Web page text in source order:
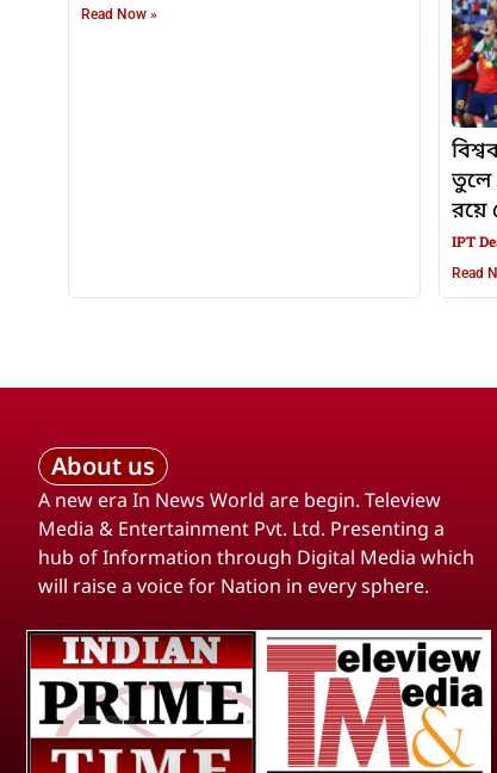
Read Now »
তুলে
রয়ে
IPT
Read
About us
A new era In News World are begin. Teleview
Media & Entertainment Pvt. Ltd. Presenting a
hub of Information through Digital Media which
will raise a voice for Nation in every sphere.